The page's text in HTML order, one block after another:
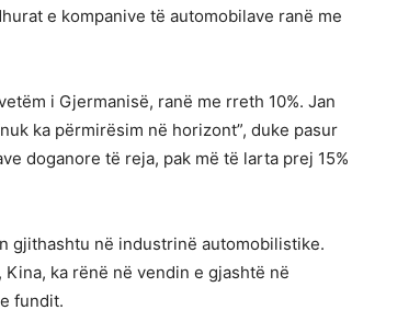
e kompanive të automobilave ranë me
i Gjermanisë, ranë me rreth 10%. Jan
ka përmirësim në horizont”, duke pasur
doganore të reja, pak më të larta prej 15%
gjithashtu në industrinë automobilistike.
ka rënë në vendin e gjashtë në
fundit.